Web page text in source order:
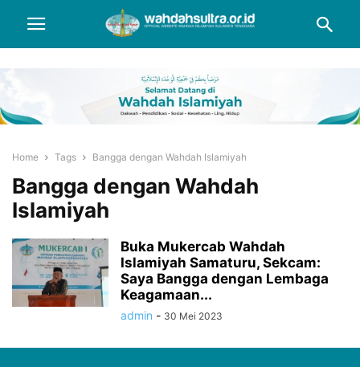
Home Tags Bangga dengan Wahdah Islamiyah
Bangga dengan Wahdah
Islamiyah
Buka Mukercab Wahdah
Islamiyah Samaturu, Sekcam:
Saya Bangga dengan Lembaga
Keagamaan...
admin - 30 Mei 2023